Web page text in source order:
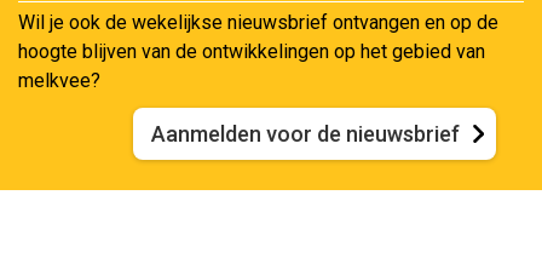
Wil je ook de wekelijkse nieuwsbrief ontvangen en op de
hoogte blijven van de ontwikkelingen op het gebied van
melkvee?
Aanmelden voor de nieuwsbrief